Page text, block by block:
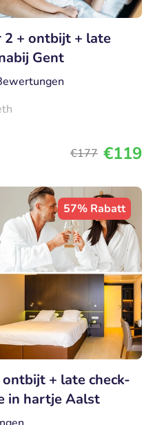
2 + ontbijt + late
Gent
€177 €119
57% Rabatt
+ late check-
in hartje Aalst